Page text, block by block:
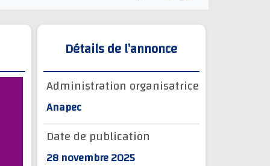
Détails de l’annonce
Administration organisatrice
Anapec
Date de publication
28 novembre 2025